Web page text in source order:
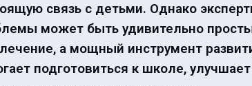
связь с детьми. Однако
может быть удивительно
а мощный инструмент
подготовиться к школе,